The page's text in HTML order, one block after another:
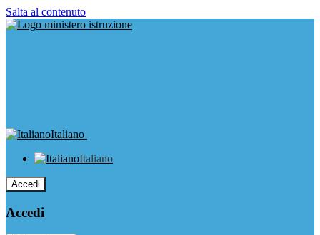
Salta al contenuto
Italiano
Italiano
Accedi
Accedi